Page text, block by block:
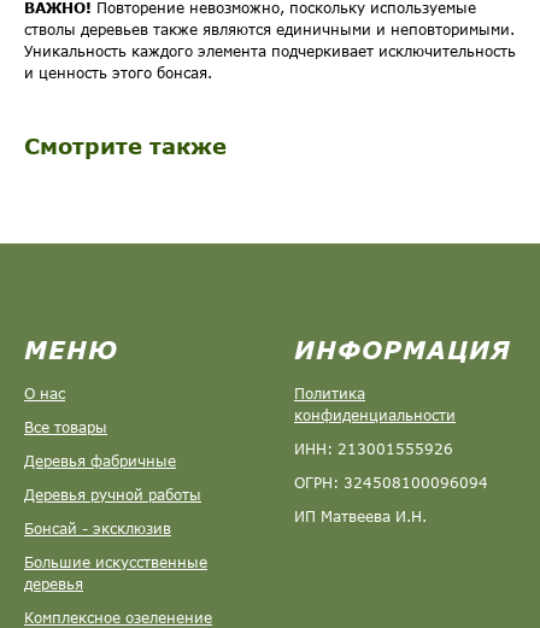
ВАЖНО! Повторение невозможно, поскольку используемые
стволы деревьев также являются единичными и неповторимыми.
Уникальность каждого элемента подчеркивает исключительность
и ценность этого бонсая.
Смотрите также
МЕНЮ
О нас
Все товары
Деревья фабричные
Деревья ручной работы
Бонсай - эксклюзив
Большие искусственные
деревья
Комплексное озеленение
ИНФОРМАЦИЯ
Политика
конфиденциальности
ИНН: 213001555926
ОГРН: 324508100096094
ИП Матвеева И.Н.